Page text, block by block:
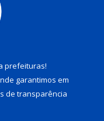
prefeituras!
garantimos em
de transparência